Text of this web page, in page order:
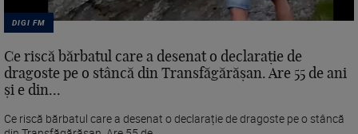
DIGI FM
Ce riscă bărbatul care a desenat o declarație de
dragoste pe o stâncă din Transfăgărășan. Are 55 de ani
și e din...
Ce riscă bărbatul care a desenat o declarație de dragoste pe o stâncă